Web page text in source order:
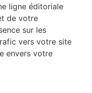
ligne éditoriale
de votre
sur les
vers votre site
envers votre